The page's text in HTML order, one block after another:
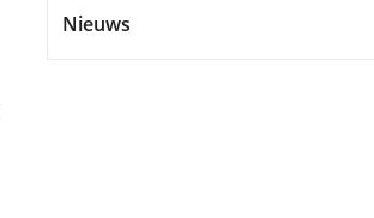
Nieuws